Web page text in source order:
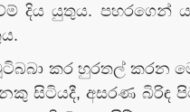
දිය යුතුය​. පහරගෙන්
කර හුරතල් කරන
සිටියදී, අසරණ බිරිඳ